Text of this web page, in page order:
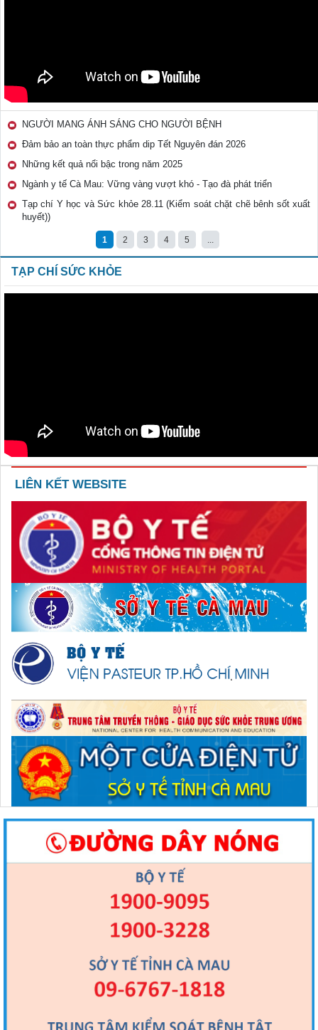
NGƯỜI MANG ÁNH SÁNG CHO NGƯỜI BỆNH
Đảm bảo an toàn thực phẩm dip Tết Nguyên đán 2026
Những kết quả nổi bậc trong năm 2025
Ngành y tế Cà Mau: Vững vàng vượt khó - Tạo đà phát triển
Tạp chí Y học và Sức khỏe 28.11 (Kiểm soát chặt chẽ bênh sốt xuất
huyết))
1 2 3 4 5
TẠP CHÍ SỨC KHỎE
LIÊN KẾT WEBSITE